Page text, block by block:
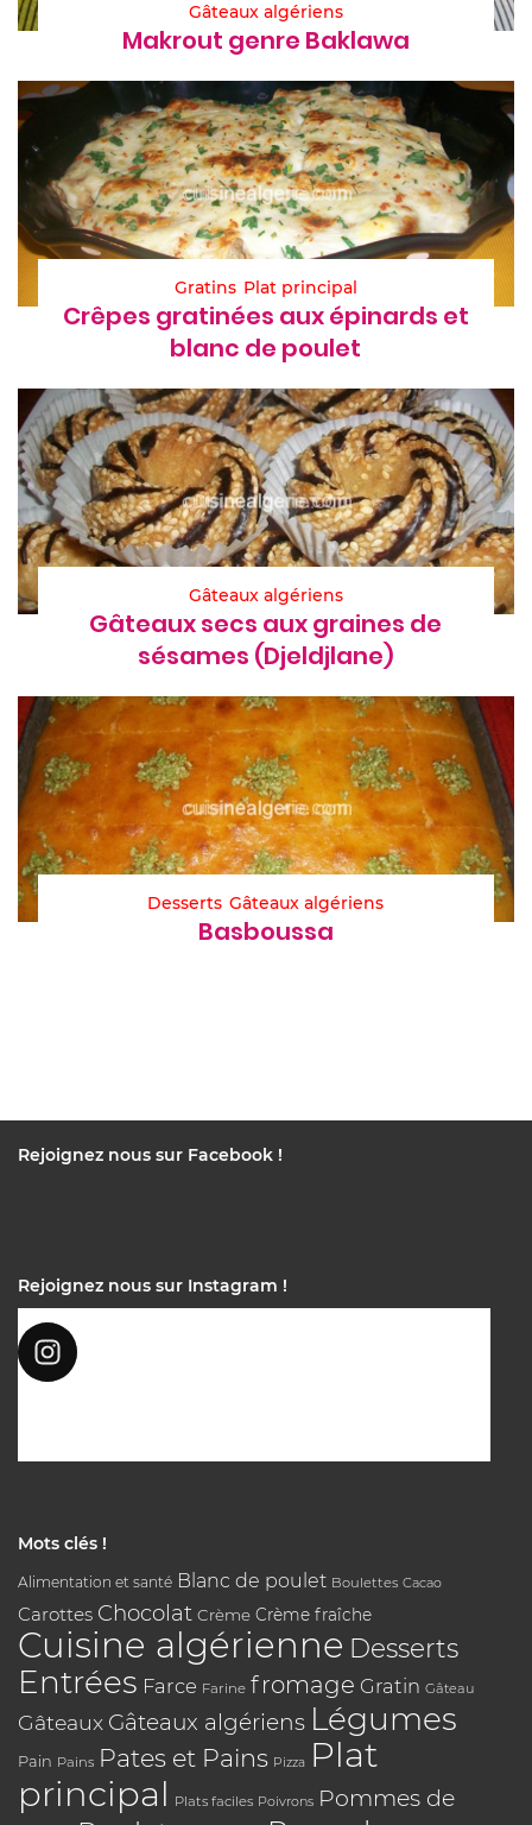
Gâteaux algériens
Makrout genre Baklawa
Gratins Plat principal
Crêpes gratinées aux épinards et
blanc de poulet
Gâteaux algériens
Gâteaux secs aux graines de
sésames (Djeldjlane)
Desserts Gâteaux algériens
Basboussa
Rejoignez nous sur Facebook !
Rejoignez nous sur Instagram !
Mots clés !
Alimentation et santé Blanc de poulet Boulettes Cacao
Carottes Chocolat Crème Crème fraîche
Cuisine algérienne Desserts
Entrées Farce Farine fromage Gratin Gâteau
Gâteaux Gâteaux algériens Légumes
Pain Pains Pates et Pains Pizza Plat
principal Plats faciles Poivrons Pommes de